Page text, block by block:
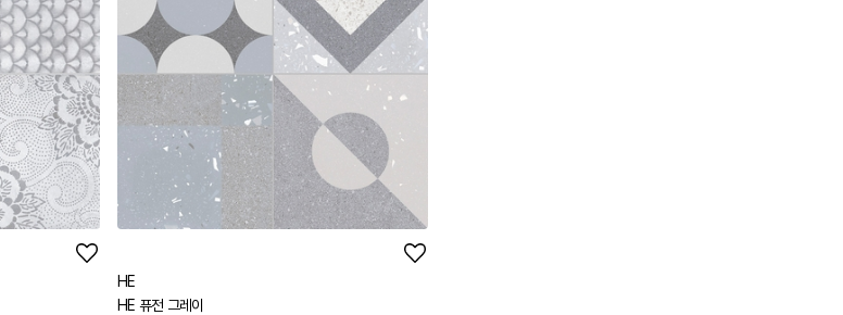
HE
HE 퓨전 그레이